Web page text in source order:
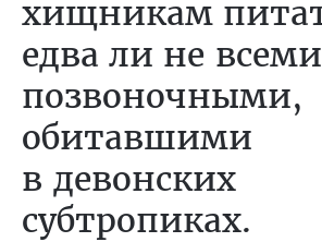
хищникам
едва ли не всеми
позвоночными,
обитавшими
в девонских
субтропиках.